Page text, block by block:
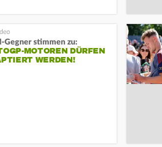
Gegner stimmen zu:
MOTOREN DÜRFEN
WERDEN!